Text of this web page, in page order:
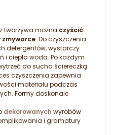
tworzywa można czyścić
zmywarce. Do czyszczenia
detergentów, wystarczy
i ciepła woda. Po każdym
do sucha ściereczką
czyszczenia zapewnia
materiału podczas
Formy doskonale
dekorowanych wyrobów
i gramatury